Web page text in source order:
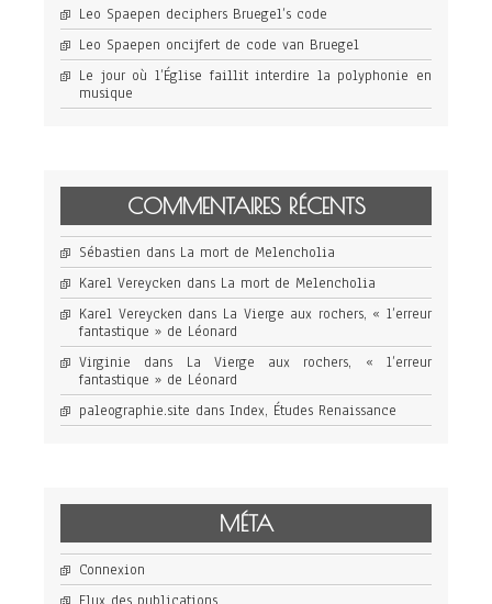
Leo Spaepen deciphers Bruegel’s code
Leo Spaepen oncijfert de code van Bruegel
Le jour où l’Église faillit interdire la polyphonie en
musique
COMMENTAIRES RÉCENTS
Sébastien dans La mort de Melencholia
Karel Vereycken dans La mort de Melencholia
Karel Vereycken dans La Vierge aux rochers, « l’erreur
fantastique » de Léonard
Virginie dans La Vierge aux rochers, « l’erreur
fantastique » de Léonard
paleographie.site dans Index, Études Renaissance
MÉTA
Connexion